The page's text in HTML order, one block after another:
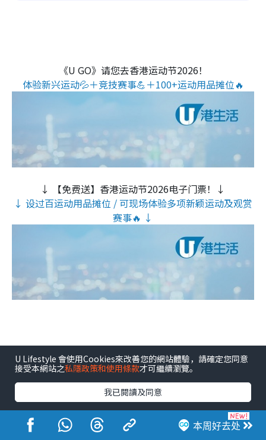
《U GO》请您去香港运动节2026！
体验新兴运动💦＋竞技赛事💪＋100+运动用品摊位🔥
↓ 【免费送】香港运动节2026电子门票！↓
↓ 设过百运动用品摊位 / 可现场体验多项新颖运动及观赏
赛事🔥 ↓
本周好去处
U Lifestyle 會使用Cookies來改善您的網站體驗，請確定您同意
接受本網站之私隱政策和使用條款才可繼續瀏覽。
我已閱讀及同意